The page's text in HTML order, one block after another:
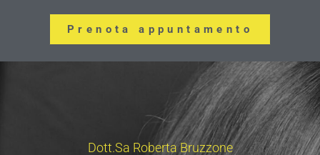
Prenota appuntamento
Dott.sa Roberta Bruzzone